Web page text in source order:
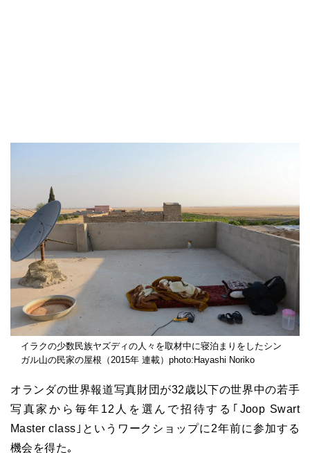
イラクの少数民族ヤズディの人々を取材中に寝泊まりをしたシン
ガル山の民家の屋根（2015年 連載）photo:Hayashi Noriko
オランダの世界報道写真財団が32歳以下の世界中の若手
写真家から毎年12人を選んで招待する｢Joop Swart
Master class｣というワークショップに2年前に参加する
機会を得た｡